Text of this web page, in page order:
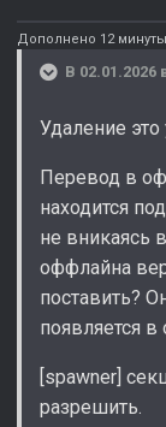
Дополнено 12
В 02.01.2026
Удаление
Перевод в
находится
не вникаясь
оффлайна
поставить?
появляется в
[spawner]
разрешить.